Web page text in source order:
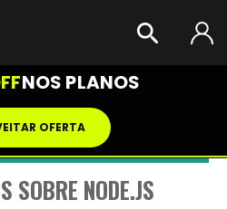
NOS PLANOS
OFERTA
SOBRE NODE.JS